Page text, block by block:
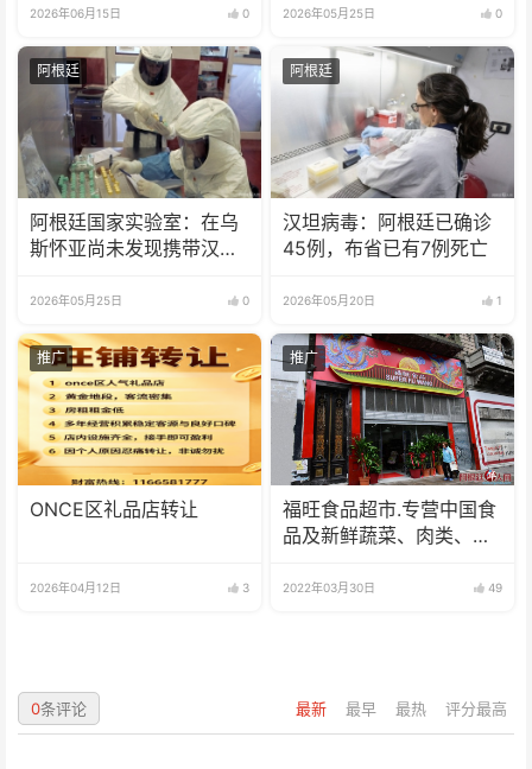
2026年06月15日 0 2026年05月25日 0
阿根廷
阿根廷国家实验室：在乌
斯怀亚尚未发现携带汉坦
2026年05月25日 0
阿根廷
汉坦病毒：阿根廷已确诊
45例，布省已有7例死亡
2026年05月20日 1
推广
ONCE区礼品店转让
2026年04月12日 3
推广
福旺食品超市.专营中国食
品及新鲜蔬菜、肉类、
2022年03月30日 49
最新 最早 最热 评分最高
0条评论